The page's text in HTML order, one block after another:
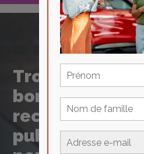
Trouvez des
bornes de
recharge
publiques